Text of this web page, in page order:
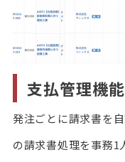
支払管理機能
発注ごとに請求書を
の請求書処理を事務1